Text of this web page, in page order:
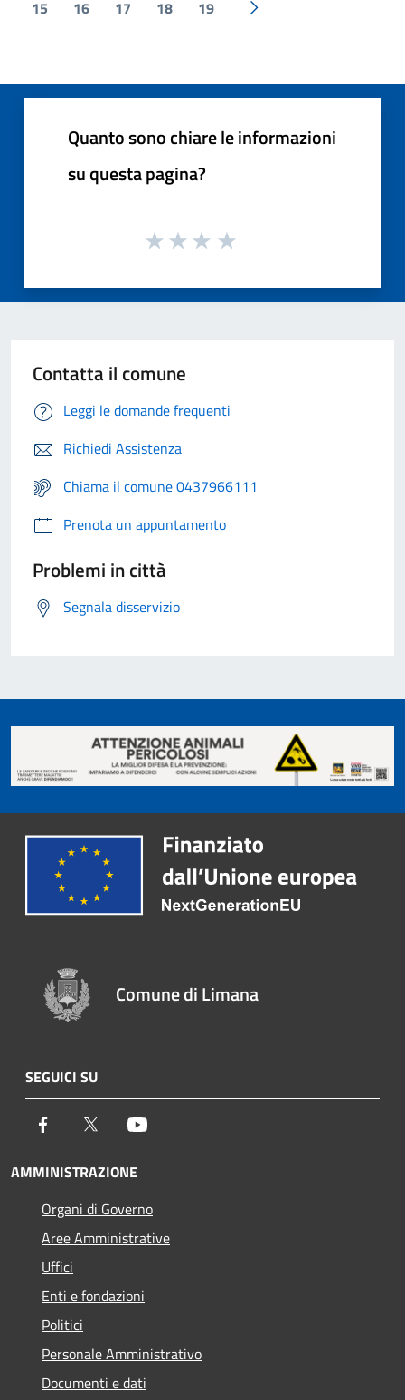
15 16 17 18 19 Pagina successiva
Quanto sono chiare le informazioni
su questa pagina?
Contatta il comune
Leggi le domande frequenti
Richiedi Assistenza
Chiama il comune 0437966111
Prenota un appuntamento
Problemi in città
Segnala disservizio
Comune di Limana
SEGUICI SU
Facebook Twitter
AMMINISTRAZIONE
Organi di Governo
Aree Amministrative
Uffici
Enti e fondazioni
Politici
Personale Amministrativo
Documenti e dati